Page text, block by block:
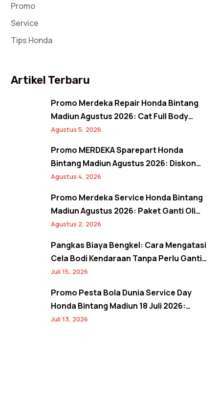
Promo
Service
Tips Honda
Artikel Terbaru
Promo Merdeka Repair Honda Bintang
Madiun Agustus 2026: Cat Full Body
Mulai 12 Jutaan, Diskon Cat Spion 17%,
Agustus 5, 2026
Promo MERDEKA Sparepart Honda
Bintang Madiun Agustus 2026: Diskon
Ban & Aki Orisinal 10% Plus Gratis
Agustus 4, 2026
Promo Merdeka Service Honda Bintang
Madiun Agustus 2026: Paket Ganti Oli
Hemat, Servis AC Sejuk, dan Bebas Antre
Agustus 2, 2026
Pangkas Biaya Bengkel: Cara Mengatasi
Cela Bodi Kendaraan Tanpa Perlu Ganti
Panel
Juli 15, 2026
Promo Pesta Bola Dunia Service Day
Honda Bintang Madiun 18 Juli 2026:
Banjir Diskon Servis 20%, Oli 10%, Free
Juli 13, 2026